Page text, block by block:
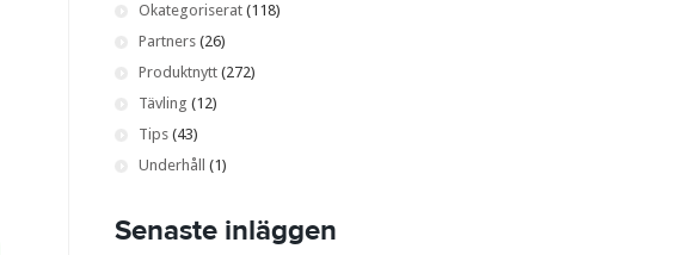
Okategoriserat (118)
Partners (26)
Produktnytt (272)
Tävling (12)
Tips (43)
Underhåll
(1)
Senaste inläggen